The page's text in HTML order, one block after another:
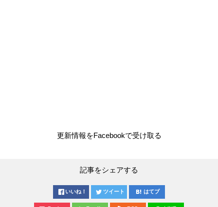
更新情報をFacebookで受け取る
記事をシェアする
いいね！ ツイート はてブ